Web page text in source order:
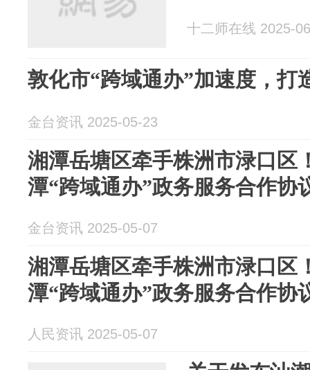
十二师在线 2025-
敦化市“跨域通办”加速度，打
金台资讯 2025-05-23
湘潭岳塘区牵手株洲市渌口区
潭“跨域通办”政务服务合作协
金台资讯 2025-05-07
湘潭岳塘区牵手株洲市渌口区
潭“跨域通办”政务服务合作协
人民资讯 2025-05-07